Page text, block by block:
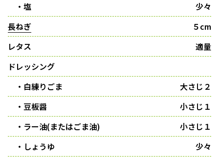
・塩
少々
長ねぎ
５cm
レタス
適量
ドレッシング
・白練りごま
大さじ２
・豆板醤
小さじ１
・ラー油(またはごま油)
小さじ１
・しょうゆ
少々